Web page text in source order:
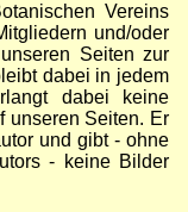
Vereins
und/oder
Seiten zur
dabei in jedem
dabei keine
unseren Seiten. Er
und gibt - ohne
- keine Bilder